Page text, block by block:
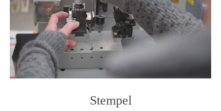
Stempel